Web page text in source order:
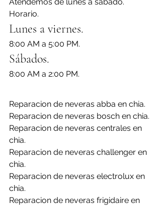
Horario.
Lunes a viernes.
8:00 AM a 5:00 PM.
Sábados.
8:00 AM a 2:00 PM.
Reparacion de neveras abba en chia.
Reparacion de neveras bosch en chia.
Reparacion de neveras centrales en
chia.
Reparacion de neveras challenger en
chia.
Reparacion de neveras electrolux en
chia.
Reparacion de neveras frigidaire en